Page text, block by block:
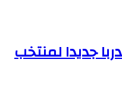
جديدا لمنتخب